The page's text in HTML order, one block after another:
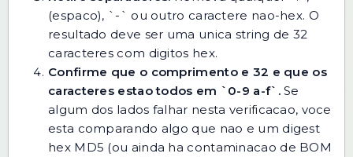
(espaco), `-` ou outro caractere nao-hex. O
resultado deve ser uma unica string de 32
caracteres com digitos hex.
Confirme que o comprimento e 32 e que os
caracteres estao todos em `0-9 a-f`.Se
algum dos lados falhar nesta verificacao, voce
esta comparando algo que nao e um digest
hex MD5 (ou ainda ha contaminacao de BOM